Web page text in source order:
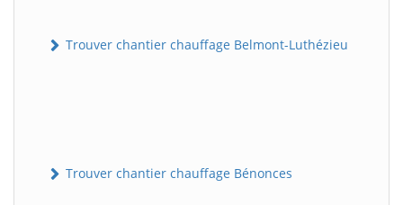
Trouver chantier chauffage Belmont-Luthézieu
Trouver chantier chauffage Bénonces